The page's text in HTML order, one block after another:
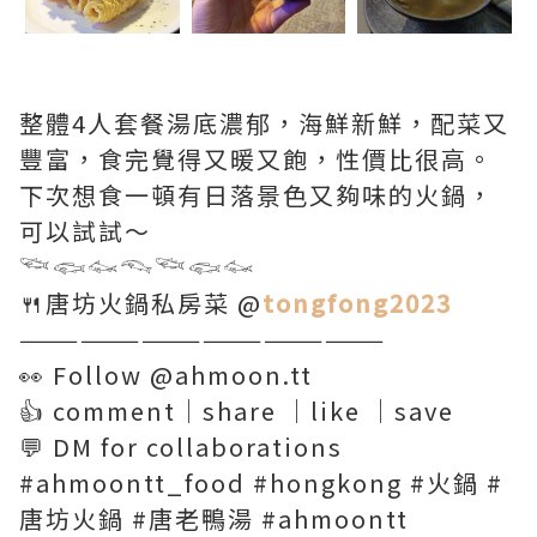
整體4人套餐湯底濃郁，海鮮新鮮，配菜又
豐富，食完覺得又暖又飽，性價比很高。
下次想食一頓有日落景色又夠味的火鍋，
可以試試～
𓆝𓆟𓆜𓆞𓆝𓆟𓆜
🍴唐坊火鍋私房菜 @tongfong2023
——————————————————
👀 Follow @ahmoon.tt
👍 comment｜share ｜like ｜save
💬 DM for collaborations
#ahmoontt_food #hongkong #火鍋 #
唐坊火鍋 #唐老鴨湯 #ahmoontt